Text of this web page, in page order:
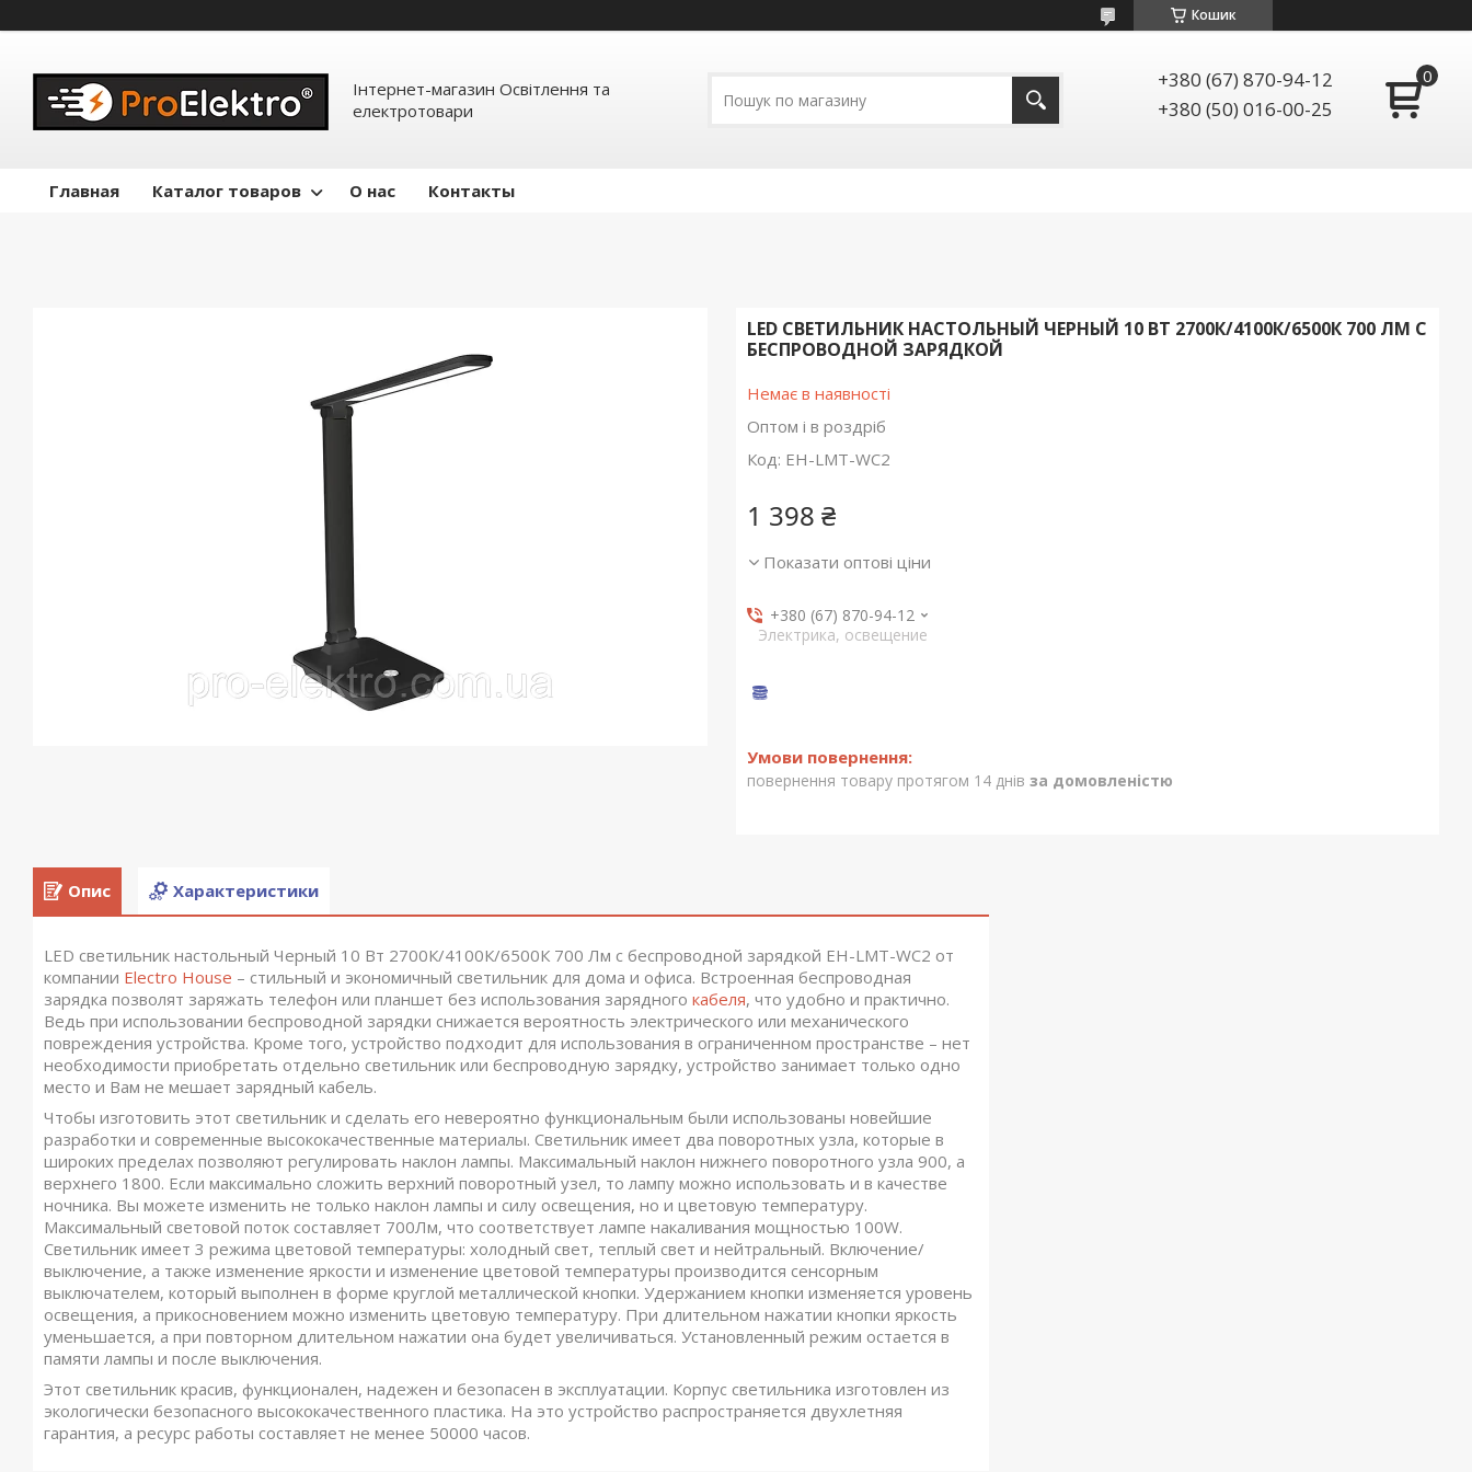
Кошик
Інтернет-магазин Освітлення та
електротовари
+380 (67) 870-94-12
+380 (50) 016-00-25
Главная Каталог товаров О нас Контакты
LED СВЕТИЛЬНИК НАСТОЛЬНЫЙ ЧЕРНЫЙ 10 ВТ 2700К/4100К/6500К 700 ЛМ С
БЕСПРОВОДНОЙ ЗАРЯДКОЙ
Немає в наявності
Оптом і в роздріб
Код: EH-LMT-WC2
1 398 ₴
Показати оптові ціни
+380 (67) 870-94-12
Электрика, освещение
повернення товару протягом 14 днів за домовленістю
Опис Характеристики
LED светильник настольный Черный 10 Вт 2700К/4100К/6500К 700 Лм с беспроводной зарядкой EH-LMT-WC2 от
компании Electro House – стильный и экономичный светильник для дома и офиса. Встроенная беспроводная
зарядка позволят заряжать телефон или планшет без использования зарядного кабеля, что удобно и практично.
Ведь при использовании беспроводной зарядки снижается вероятность электрического или механического
повреждения устройства. Кроме того, устройство подходит для использования в ограниченном пространстве – нет
необходимости приобретать отдельно светильник или беспроводную зарядку, устройство занимает только одно
место и Вам не мешает зарядный кабель.
Чтобы изготовить этот светильник и сделать его невероятно функциональным были использованы новейшие
разработки и современные высококачественные материалы. Светильник имеет два поворотных узла, которые в
широких пределах позволяют регулировать наклон лампы. Максимальный наклон нижнего поворотного узла 900, а
верхнего 1800. Если максимально сложить верхний поворотный узел, то лампу можно использовать и в качестве
ночника. Вы можете изменить не только наклон лампы и силу освещения, но и цветовую температуру.
Максимальный световой поток составляет 700Лм, что соответствует лампе накаливания мощностью 100W.
Светильник имеет 3 режима цветовой температуры: холодный свет, теплый свет и нейтральный. Включение/
выключение, а также изменение яркости и изменение цветовой температуры производится сенсорным
выключателем, который выполнен в форме круглой металлической кнопки. Удержанием кнопки изменяется уровень
освещения, а прикосновением можно изменить цветовую температуру. При длительном нажатии кнопки яркость
уменьшается, а при повторном длительном нажатии она будет увеличиваться. Установленный режим остается в
памяти лампы и после выключения.
Этот светильник красив, функционален, надежен и безопасен в эксплуатации. Корпус светильника изготовлен из
экологически безопасного высококачественного пластика. На это устройство распространяется двухлетняя
гарантия, а ресурс работы составляет не менее 50000 часов.